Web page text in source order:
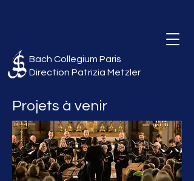
Bach Collegium Paris
Direction Patrizia Metzler
Projets à venir